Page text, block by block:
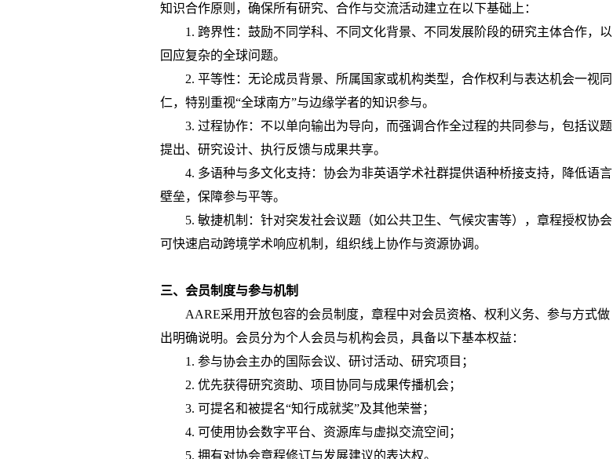
知识合作原则，确保所有研究、合作与交流活动建立在以下基础上：
1. 跨界性：鼓励不同学科、不同文化背景、不同发展阶段的研究主体合作，以
回应复杂的全球问题。
2. 平等性：无论成员背景、所属国家或机构类型，合作权利与表达机会一视同
仁，特别重视“全球南方”与边缘学者的知识参与。
3. 过程协作：不以单向输出为导向，而强调合作全过程的共同参与，包括议题
提出、研究设计、执行反馈与成果共享。
4. 多语种与多文化支持：协会为非英语学术社群提供语种桥接支持，降低语言
壁垒，保障参与平等。
5. 敏捷机制：针对突发社会议题（如公共卫生、气候灾害等），章程授权协会
可快速启动跨境学术响应机制，组织线上协作与资源协调。
三、会员制度与参与机制
AARE采用开放包容的会员制度，章程中对会员资格、权利义务、参与方式做
出明确说明。会员分为个人会员与机构会员，具备以下基本权益：
1. 参与协会主办的国际会议、研讨活动、研究项目；
2. 优先获得研究资助、项目协同与成果传播机会；
3. 可提名和被提名“知行成就奖”及其他荣誉；
4. 可使用协会数字平台、资源库与虚拟交流空间；
5. 拥有对协会章程修订与发展建议的表达权。